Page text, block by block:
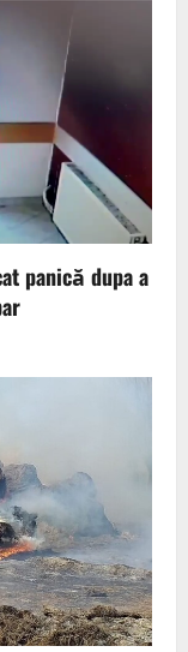
panică dupa a